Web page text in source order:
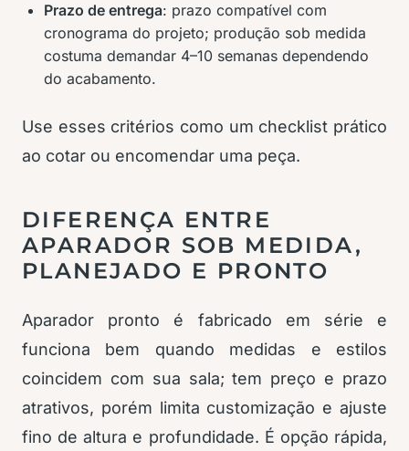
Prazo de entrega: prazo compatível com
cronograma do projeto; produção sob medida
costuma demandar 4–10 semanas dependendo
do acabamento.
Use esses critérios como um checklist prático
ao cotar ou encomendar uma peça.
DIFERENÇA ENTRE
APARADOR SOB MEDIDA,
PLANEJADO E PRONTO
Aparador pronto é fabricado em série e
funciona bem quando medidas e estilos
coincidem com sua sala; tem preço e prazo
atrativos, porém limita customização e ajuste
fino de altura e profundidade. É opção rápida,